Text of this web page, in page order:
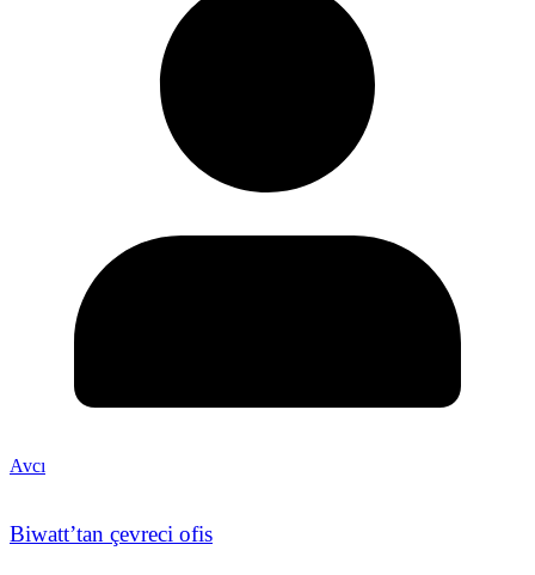
Avcı
Biwatt’tan çevreci ofis